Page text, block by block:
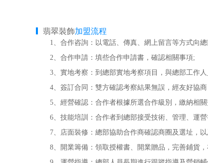
翡翠裝飾加盟流程
1、合作咨詢：以電話、傳真、網上留言等方式向總
2、合作申請：填些合作申請書，確認相關事項;
3、實地考察：到總部實地考察項目，與總部工作人
4、簽訂合同：雙方確認考察結果無誤，經友好協商
5、經營確認：合作者根據所選合作級別，繳納相關
6、技能培訓：合作者到總部接受技術、管理、運營
7、店面裝修：總部協助合作商確認商圈及選址，以
8、開業籌備：領取授權書、開業贈品，完善鋪貨，